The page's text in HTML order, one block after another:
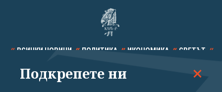
ВСИЧКИ НОВИНИ ПОЛИТИКА ИКОНОМИКА СВЕТЪТ
СПОРТ КУЛТУРА ТЕХНОЛОГИИ КАЛЕЙДОСКОП
Подкрепете ни